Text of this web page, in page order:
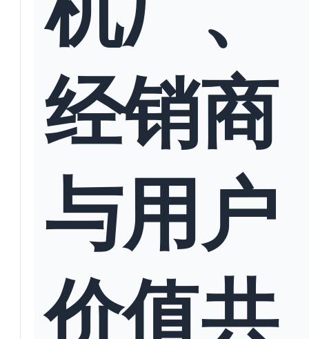
经销商
与用户
价值共